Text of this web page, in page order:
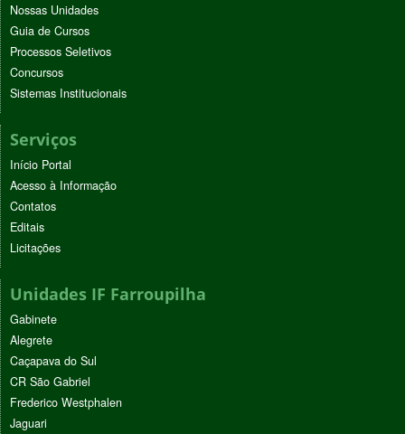
Nossas Unidades
Guia de Cursos
Processos Seletivos
Concursos
Sistemas Institucionais
Serviços
Início Portal
Acesso à Informação
Contatos
Editais
Licitações
Unidades IF Farroupilha
Gabinete
Alegrete
Caçapava do Sul
CR São Gabriel
Frederico Westphalen
Jaguari